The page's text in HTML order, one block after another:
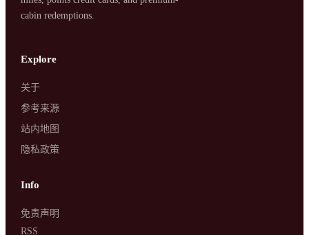
cabin redemptions.
Explore
关于
参考来源
站内地图
隐私政策
Info
免责声明
RSS